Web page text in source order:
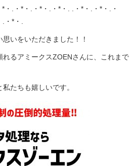
*・.・*・.・*・.・*・. .・*・.・*・.・
*・.
いをいただきました！！
れるアミークスZOENさんに、これまで
たちも嬉しいです。